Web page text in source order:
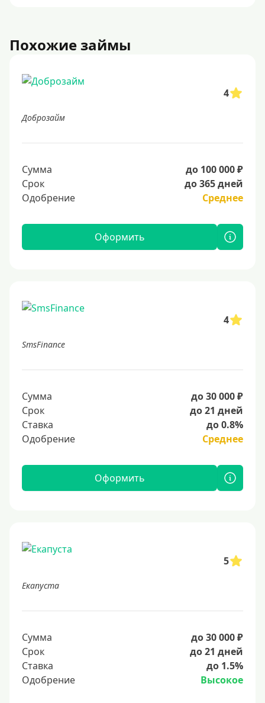
Похожие займы
4
Доброзайм
Сумма
до 100 000 ₽
Срок
до 365 дней
Одобрение
Среднее
Оформить
4
SmsFinance
Сумма
до 30 000 ₽
Срок
до 21 дней
Ставка
до 0.8%
Одобрение
Среднее
Оформить
5
Екапуста
Сумма
до 30 000 ₽
Срок
до 21 дней
Ставка
до 1.5%
Одобрение
Высокое